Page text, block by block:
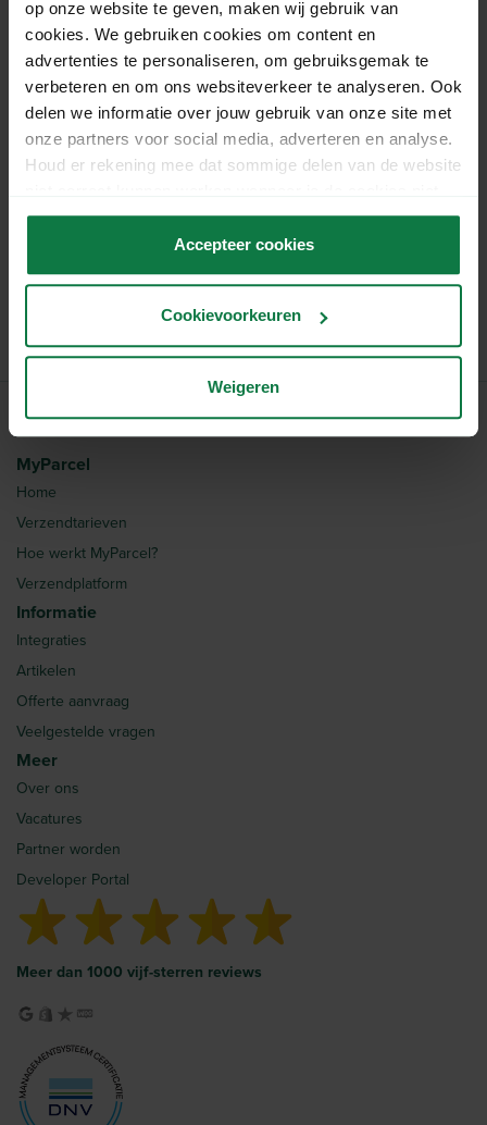
op onze website te geven, maken wij gebruik van
cookies. We gebruiken cookies om content en
advertenties te personaliseren, om gebruiksgemak te
verbeteren en om ons websiteverkeer te analyseren. Ook
delen we informatie over jouw gebruik van onze site met
onze partners voor social media, adverteren en analyse.
Houd er rekening mee dat sommige delen van de website
accepteert.
Accepteer cookies
Cookievoorkeuren
Weigeren
Mail
WhatsApp
MyParcel
Home
Verzendtarieven
Hoe werkt MyParcel?
Verzendplatform
Informatie
Integraties
Artikelen
Offerte aanvraag
Veelgestelde vragen
Meer
Over ons
Vacatures
Partner worden
Developer Portal
Meer dan 1000 vijf-sterren reviews